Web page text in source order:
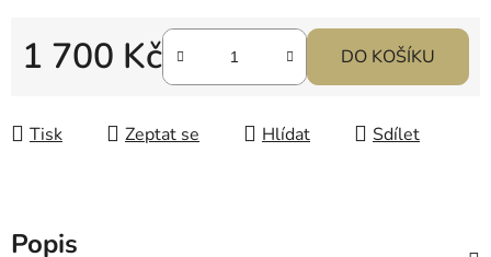
1 700 Kč DO KOŠÍKU
Tisk Zeptat se Hlídat Sdílet
Popis